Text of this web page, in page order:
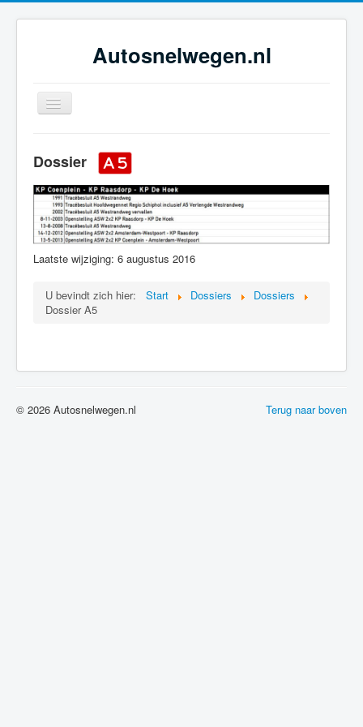
Autosnelwegen.nl
Toggle
Navigation
Geschiedenis
Netwerkontwikkeling
Dossiers
Tijdsbeelden
Dossier
Laatste wijziging: 6 augustus 2016
U bevindt zich hier: Start Dossiers
Dossiers
Dossier A5
Terug naar boven
© 2026 Autosnelwegen.nl